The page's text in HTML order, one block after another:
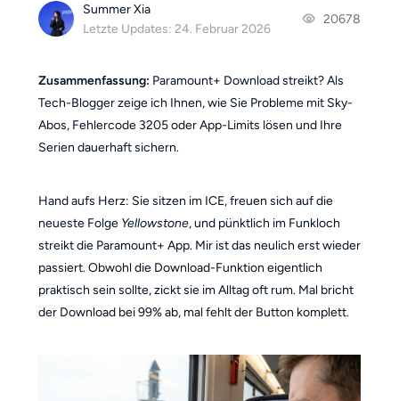
Summer Xia
Letzte Updates: 24. Februar 2026
20678
Zusammenfassung: Paramount+ Download streikt? Als
Tech-Blogger zeige ich Ihnen, wie Sie Probleme mit Sky-
Abos, Fehlercode 3205 oder App-Limits lösen und Ihre
Serien dauerhaft sichern.
Hand aufs Herz: Sie sitzen im ICE, freuen sich auf die
neueste Folge Yellowstone, und pünktlich im Funkloch
streikt die Paramount+ App. Mir ist das neulich erst wieder
passiert. Obwohl die Download-Funktion eigentlich
praktisch sein sollte, zickt sie im Alltag oft rum. Mal bricht
der Download bei 99% ab, mal fehlt der Button komplett.